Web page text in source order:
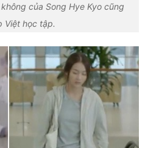
của Song Hye Kyo cũng
Việt học tập.